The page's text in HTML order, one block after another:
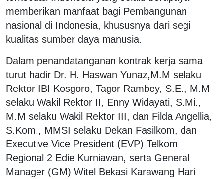
memberikan manfaat bagi Pembangunan
nasional di Indonesia, khususnya dari segi
kualitas sumber daya manusia.
Dalam penandatanganan kontrak kerja sama
turut hadir ⁠Dr. H. Haswan Yunaz,M.M selaku
Rektor IBI Kosgoro, Tagor Rambey, S.E., M.M
selaku Wakil Rektor II, ⁠Enny Widayati, S.Mi.,
M.M selaku Wakil Rektor III, dan ⁠Filda Angellia,
S.Kom., MMSI selaku Dekan Fasilkom, dan
Executive Vice President (EVP) Telkom
Regional 2 Edie Kurniawan, serta General
Manager (GM) Witel Bekasi Karawang Hari